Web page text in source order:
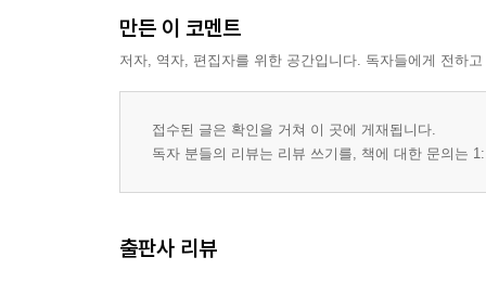
만든 이 코멘트
저자, 역자, 편집자를 위한 공간입니다. 독자들에게 전하
접수된 글은 확인을 거쳐 이 곳에 게재됩니다.
독자 분들의 리뷰는 리뷰 쓰기를, 책에 대한 문의는
출판사 리뷰